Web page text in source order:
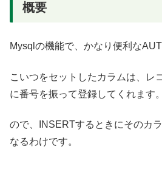
概要
Mysqlの機能で、かなり便利な
こいつをセットしたカラムは、レ
に番号を振って登録してくれます。
ので、INSERTするときにそのカ
なるわけです。